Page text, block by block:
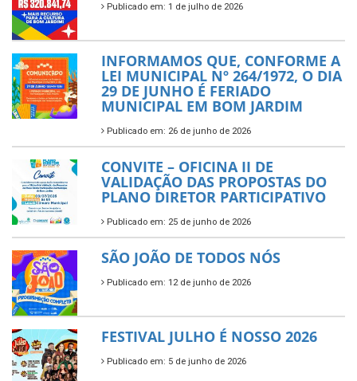
Publicado em: 1 de julho de 2026
INFORMAMOS QUE, CONFORME A
LEI MUNICIPAL Nº 264/1972, O DIA
29 DE JUNHO É FERIADO
MUNICIPAL EM BOM JARDIM
Publicado em: 26 de junho de 2026
CONVITE – OFICINA II DE
VALIDAÇÃO DAS PROPOSTAS DO
PLANO DIRETOR PARTICIPATIVO
Publicado em: 25 de junho de 2026
SÃO JOÃO DE TODOS NÓS
Publicado em: 12 de junho de 2026
FESTIVAL JULHO É NOSSO 2026
Publicado em: 5 de junho de 2026